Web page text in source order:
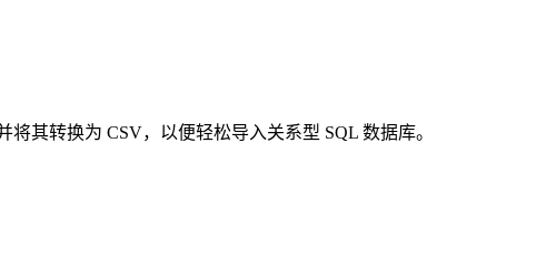
其转换为 CSV，以便轻松导入关系型 SQL 数据库。